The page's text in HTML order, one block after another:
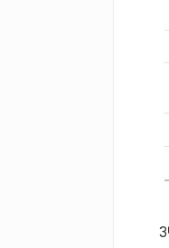
3